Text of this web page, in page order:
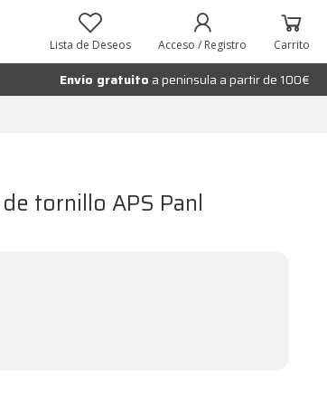
Lista de Deseos Acceso / Registro Carrito
Envío gratuito a peninsula a partir de 100€
tornillo APS Panl